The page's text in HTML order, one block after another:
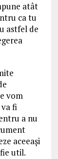
atât
ca tu
astfel de
vom
fi
a nu
aceeași
util.